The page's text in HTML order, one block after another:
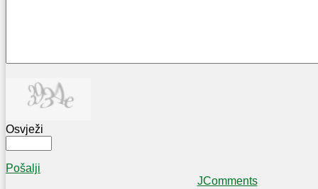
Osvježi
Pošalji
JComments